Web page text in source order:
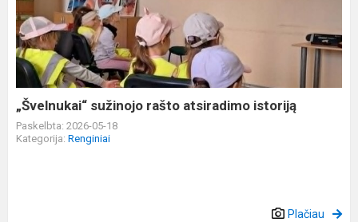
rašto
atsiradimo
istoriją
„Švelnukai“ sužinojo rašto atsiradimo istoriją
Paskelbta: 2026-05-18
Kategorija: Renginiai
Plačiau